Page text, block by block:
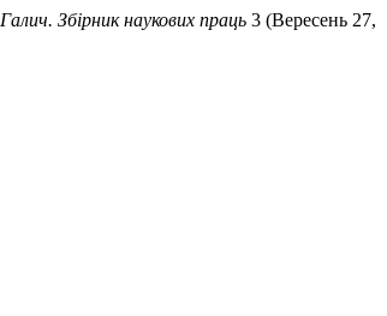
Галич. Збірник наукових праць 3 (Вересень 27,